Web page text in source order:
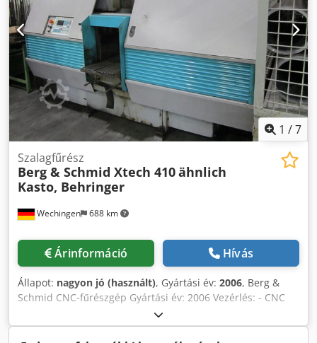
1 /7
Wechingen 688 km
Szalagfűrész
Berg & Schmid Xtech 410ähnlich
Kasto, Behringer
Árinformáció Hívás
Állapot: nagyon jó (használt), Gyártási év: 2006, Berg &
Schmid CNC-fűrészgép Gyártási év: 2006 Vezérlés: - CNC
vezérlés (szabadon programozható) Vágási tartomány: -
Kör alakú vágás: 410 mm - Lapos vágás: 410 mm -